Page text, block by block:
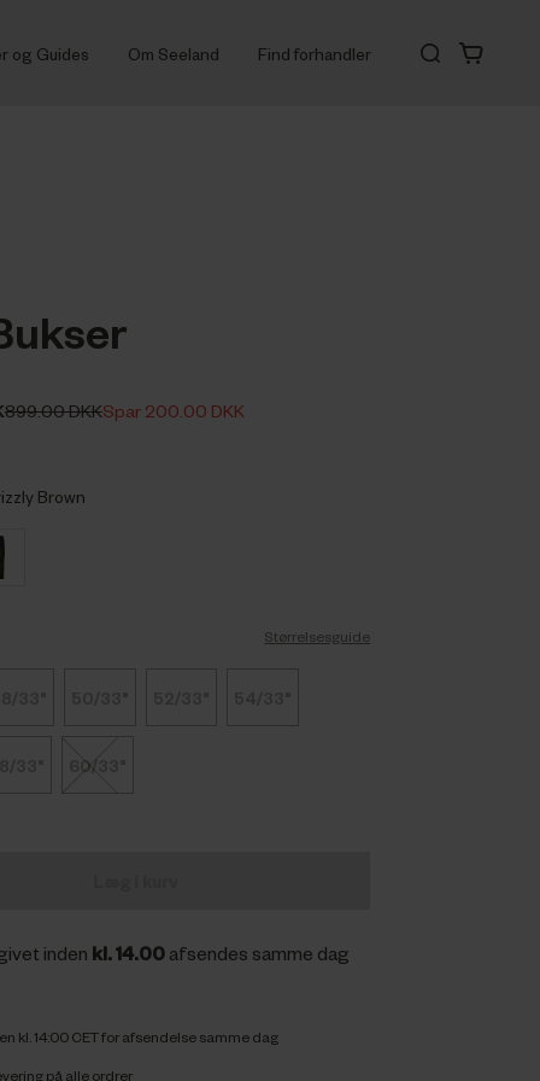
og Guides Om Seeland Find forhandler
899.00 DKKSpar 200.00 DKK
Brown
Størrelsesguide
60/33"
inden kl. 14.00 afsendes samme dag
kl. 14:00 CET for afsendelse samme dag
på alle ordrer